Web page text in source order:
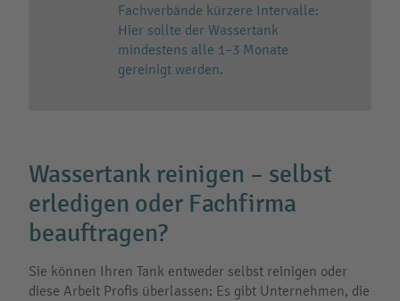
Fachverbände kürzere Intervalle:
Hier sollte der Wassertank
mindestens alle 1–3 Monate
gereinigt werden.
Wassertank reinigen – selbst
erledigen oder Fachfirma
beauftragen?
Sie können Ihren Tank entweder selbst reinigen oder
diese Arbeit Profis überlassen: Es gibt Unternehmen, die